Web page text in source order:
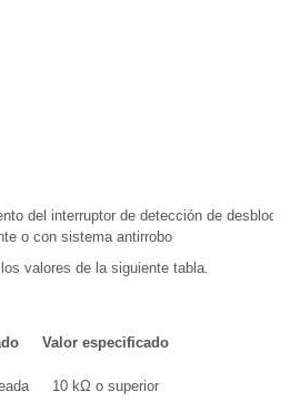
del interruptor de detección de
o con sistema antirrobo
valores de la siguiente tabla.
Valor especificado
10 kΩ o superior